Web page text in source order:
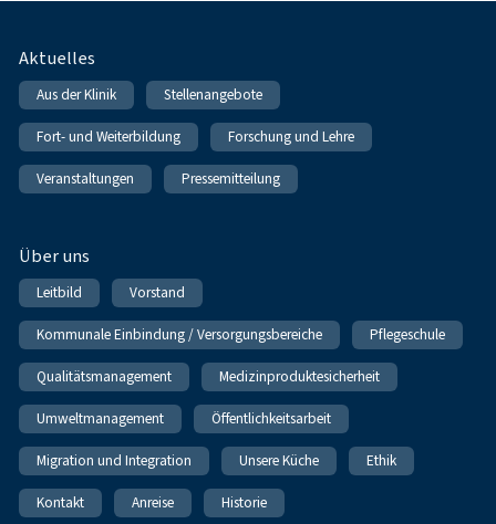
Fußnavigation
Aktuelles
Aus der Klinik Stellenangebote
Fort- und Weiterbildung Forschung und Lehre
Veranstaltungen Pressemitteilung
Über uns
Leitbild Vorstand
Kommunale Einbindung / Versorgungsbereiche Pflegeschule
Qualitätsmanagement Medizinproduktesicherheit
Umweltmanagement Öffentlichkeitsarbeit
Migration und Integration Unsere Küche Ethik
Kontakt Anreise Historie